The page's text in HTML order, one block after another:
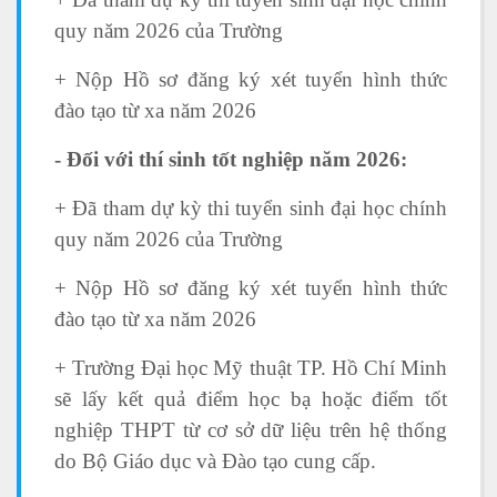
quy năm 2026 của Trường
+ Nộp Hồ sơ đăng ký xét tuyển hình thức
đào tạo từ xa năm 2026
- Đối với thí sinh tốt nghiệp năm 2026:
+ Đã tham dự kỳ thi tuyển sinh đại học chính
quy năm 2026 của Trường
+ Nộp Hồ sơ đăng ký xét tuyển hình thức
đào tạo từ xa năm 2026
+ Trường Đại học Mỹ thuật TP. Hồ Chí Minh
sẽ lấy kết quả điểm học bạ hoặc điểm tốt
nghiệp THPT từ cơ sở dữ liệu trên hệ thống
do Bộ Giáo dục và Đào tạo cung cấp.